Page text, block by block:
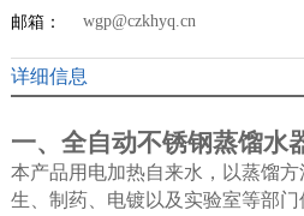
邮箱： wgp@czkhyq.cn
详细信息
一、全自动不锈钢蒸馏水
本产品用电加热自来水，以蒸馏
生、制药、电镀以及实验室等部门